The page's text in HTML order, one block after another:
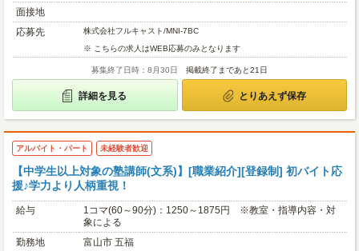
面接地
応募先
株式会社フルキャスト/MNI-7BC
※ こちらの求人はWEB応募のみとなります
募集終了日時：8月30日 掲載終了まであと21日
詳細を見る とりあえず保存
アルバイト・パート 未経験者歓迎
【中学生以上対象の塾講師(文系)】[職業紹介][登録制] 初バイト応
援♪学力より人柄重視！
給与
1コマ(60～90分)：1250～1875円 ※教室・指導内容・対
象による
勤務地
富山市 五福